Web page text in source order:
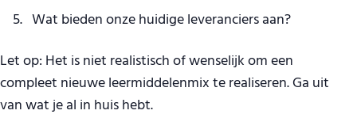
Wat bieden onze huidige leveranciers aan?
Let op: Het is niet realistisch of wenselijk om een
compleet nieuwe leermiddelenmix te realiseren. Ga uit
van wat je al in huis hebt.